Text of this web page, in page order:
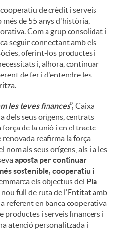
cooperatiu de crèdit i serveis
de 55 anys d'història,
Com a grup consolidat i
seguir connectant amb els
oferint-los productes i
i, alhora, continuar
de fer i d'entendre les
les teves finances”, Caixa
dels seus orígens, centrats
força de la unió i en el tracte
reafirma la força
nom als seus orígens, als i a les
aposta per continuar
sostenible, cooperatiu i
els objectius del Pla
nou full de ruta de l'Entitat amb
referent en banca cooperativa
productes i serveis financers i
atenció personalitzada i